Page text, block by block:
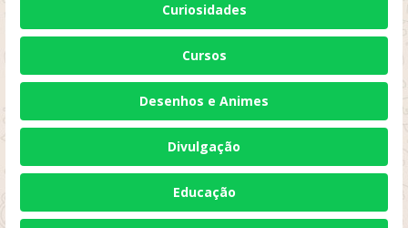
Curiosidades
Cursos
Desenhos e Animes
Divulgação
Educação